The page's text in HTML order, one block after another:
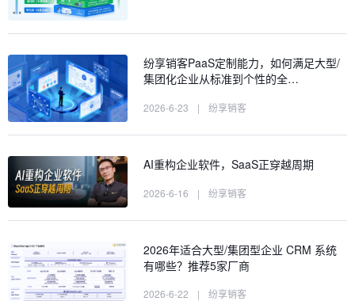
纷享销客PaaS定制能力，如何满足大型/
集团化企业从标准到个性的全…
2026-6-23 | 纷享销客
AI重构企业软件，SaaS正穿越周期
2026-6-16 | 纷享销客
2026年适合大型/集团型企业 CRM 系统
有哪些？推荐5家厂商
2026-6-22 | 纷享销客